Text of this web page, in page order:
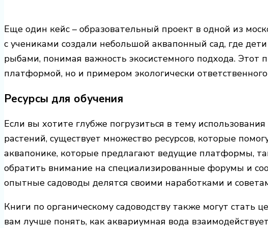
Еще один кейс – образовательный проект в одной из
с учениками создали небольшой аквапонный сад, где
рыбами, понимая важность экосистемного подхода. Этот
платформой, но и примером экологически
Ресурсы для обучения
Если вы хотите глубже погрузиться в тему
растений, существует множество ресурсов, которые
аквапонике, которые предлагают ведущие платформы,
обратить внимание на специализированные форумы и
опытные садоводы делятся своими наработками и
Книги по органическому садоводству также могут стать
вам лучше понять, как аквариумная вода